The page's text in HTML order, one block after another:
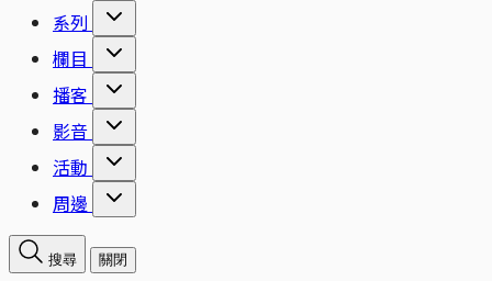
系列
欄目
播客
影音
活動
周邊
搜尋 關閉